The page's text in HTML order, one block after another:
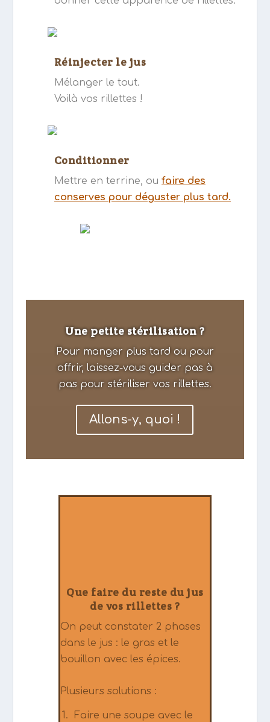
Réinjecter le jus
Mélanger le tout.
Voilà vos rillettes !
Conditionner
Mettre en terrine, ou faire des
conserves pour déguster plus tard.
Une petite stérilisation ?
Pour manger plus tard ou pour
offrir, laissez-vous guider pas à
pas pour stériliser vos rillettes.
Allons-y, quoi !
Que faire du reste du jus
de vos rillettes ?
On peut constater 2 phases
dans le jus : le gras et le
bouillon avec les épices.
Plusieurs solutions :
Faire une soupe avec le